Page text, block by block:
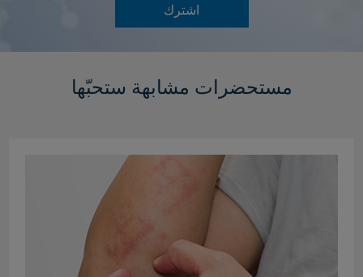
اشترك
مستحضرات مشابهة ستحبّها